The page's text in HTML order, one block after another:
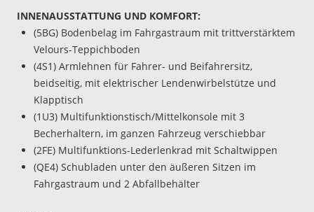
INNENAUSSTATTUNG UND KOMFORT:
(5BG) Bodenbelag im Fahrgastraum mit trittverstärktem
Velours-Teppichboden
(4S1) Armlehnen für Fahrer- und Beifahrersitz,
beidseitig, mit elektrischer Lendenwirbelstütze und
Klapptisch
(1U3) Multifunktionstisch/Mittelkonsole mit 3
Becherhaltern, im ganzen Fahrzeug verschiebbar
(2FE) Multifunktions-Lederlenkrad mit Schaltwippen
(QE4) Schubladen unter den äußeren Sitzen im
Fahrgastraum und 2 Abfallbehälter